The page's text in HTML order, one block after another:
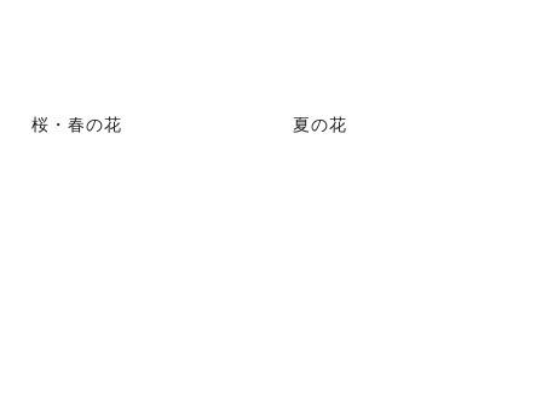
桜・春の花 夏の花